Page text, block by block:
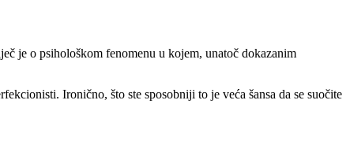
je o psihološkom fenomenu u kojem, unatoč dokazanim
Ironično, što ste sposobniji to je veća šansa da se suočite